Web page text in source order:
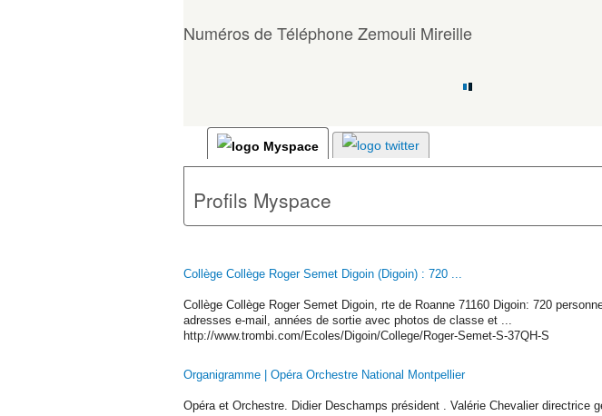
Numéros de Téléphone Zemouli Mireille
Profils Myspace
Collège Collège Roger Semet Digoin (Digoin) : 720 ...
Collège Collège Roger Semet Digoin, rte de Roanne 71160 Digoin: 720
adresses e-mail, années de sortie avec photos de classe et ...
http://www.trombi.com/Ecoles/Digoin/College/Roger-Semet-S-37QH-S
Organigramme | Opéra Orchestre National Montpellier
Opéra et Orchestre. Didier Deschamps président . Valérie Chevalier directrice